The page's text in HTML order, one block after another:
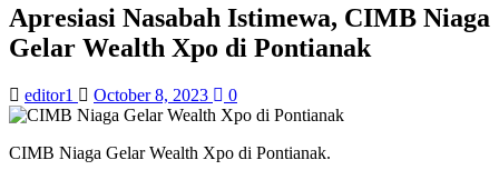
Apresiasi Nasabah Istimewa, CIMB Niaga
Gelar Wealth Xpo di Pontianak
editor1 October 8, 2023 0
CIMB Niaga Gelar Wealth Xpo di Pontianak.